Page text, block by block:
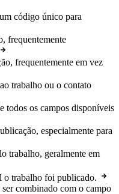
código único para
frequentemente
frequentemente em vez
trabalho ou o contato
todos os campos disponíveis
especialmente para
trabalho, geralmente em
o trabalho foi publicado.
combinado com o campo